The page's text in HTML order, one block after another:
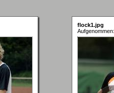
flock1.jpg